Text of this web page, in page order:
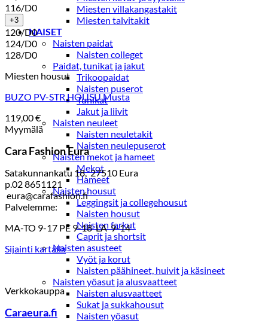
Miesten villakangastakit
Miesten talvitakit
NAISET
Naisten paidat
Naisten colleget
Paidat, tunikat ja jakut
Trikoopaidat
Naisten puserot
Tunikat
Jakut ja liivit
Naisten neuleet
Naisten neuletakit
Naisten neulepuserot
Naisten mekot ja hameet
Mekot
Hameet
Naisten housut
Leggingsit ja collegehousut
Naisten housut
Naisten farkut
Caprit ja shortsit
Naisten asusteet
Vyöt ja korut
Naisten päähineet, huivit ja käsineet
Naisten yöasut ja alusvaatteet
Naisten alusvaatteet
Sukat ja sukkahousut
Naisten yöasut
116/D0
+3
120/D0
124/D0
128/D0
Miesten housut
BUZO PV-STR HOUSU Musta
119,00€
Myymälä
Cara Fashion Eura
Satakunnankatu 18, 27510 Eura
p.02 8651121
eura@carafashion.fi
Palvelemme:
MA-TO 9-17 PE 9-18 LA 9-14
Sijainti kartalla
Verkkokauppa
Caraeura.fi